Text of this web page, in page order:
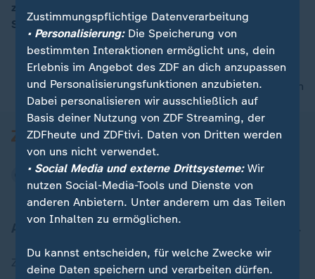
zu bringen“, so ZDF-Korrespondentin Isabelle
Schaefers.
nach oben
Zuletzt veröffentlicht
Zustimmungspflichtige Datenverarbeitung
• Personalisierung:Die Speicherung von
bestimmten Interaktionen ermöglicht uns, dein
Erlebnis im Angebot des ZDF an dich anzupassen
und Personalisierungsfunktionen anzubieten.
Dabei personalisieren wir ausschließlich auf
Basis deiner Nutzung von ZDF Streaming, der
ZDFheute und ZDFtivi. Daten von Dritten werden
von uns nicht verwendet.
• Social Media und externe Drittsysteme:Wir
nutzen Social-Media-Tools und Dienste von
anderen Anbietern. Unter anderem um das Teilen
von Inhalten zu ermöglichen.
Du kannst entscheiden, für welche Zwecke wir
deine Daten speichern und verarbeiten dürfen.